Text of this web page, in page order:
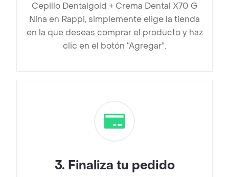
Cepillo Dentalgold + Crema Dental X70 G
Nina en Rappi, simplemente elige la tienda
en la que deseas comprar el producto y haz
clic en el botón “Agregar”.
3. Finaliza tu pedido